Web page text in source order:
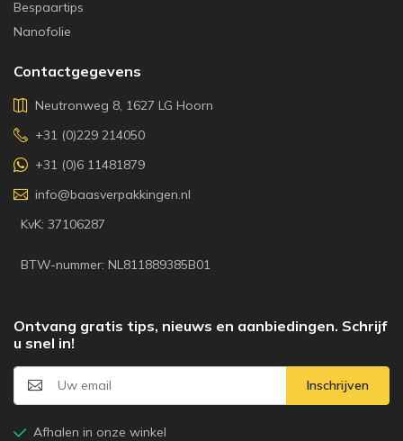
Bespaartips
Nanofolie
Contactgegevens
Neutronweg 8, 1627 LG Hoorn
+31 (0)229 214050
+31 (0)6 11481879
info@baasverpakkingen.nl
KvK: 37106287
BTW-nummer: NL811889385B01
Ontvang gratis tips, nieuws en aanbiedingen. Schrijf
u snel in!
Inschrijven
Afhalen in onze winkel